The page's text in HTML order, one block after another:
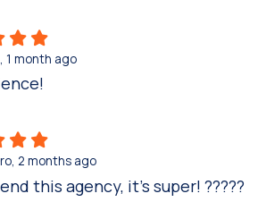
, 1 month ago
, 2 months ago
this agency, it's super! ?????